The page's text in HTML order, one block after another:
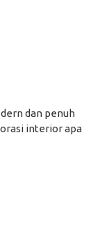
dan penuh
interior apa